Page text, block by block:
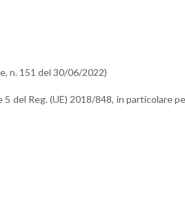
n. 151 del 30/06/2022)
del Reg. (UE) 2018/848, in par­ti­co­la­re